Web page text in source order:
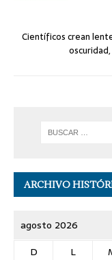
Científicos crean
ARCHIVO
agosto 2026
D
L